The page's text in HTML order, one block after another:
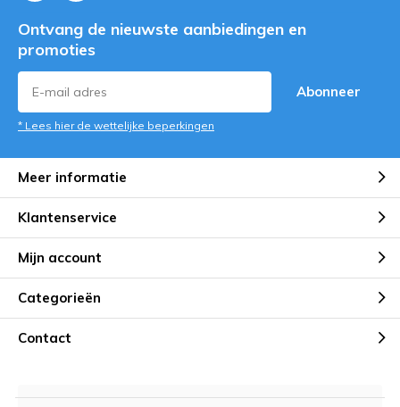
Ontvang de nieuwste aanbiedingen en
promoties
Abonneer
* Lees hier de wettelijke beperkingen
Meer informatie
Klantenservice
Mijn account
Categorieën
Contact